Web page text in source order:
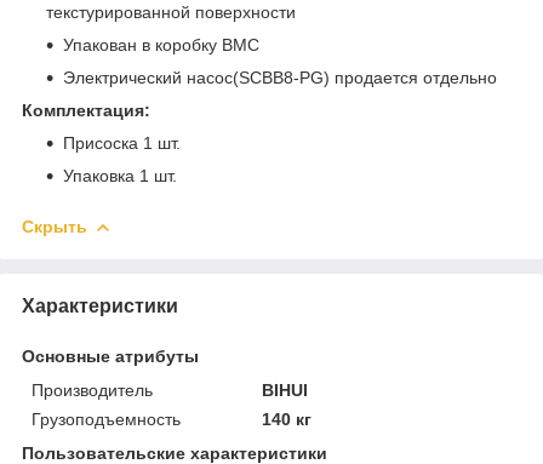
текстурированной поверхности
Упакован в коробку BMC
Электрический насос(SCBB8-PG) продается отдельно
Комплектация:
Присоска 1 шт.
Упаковка 1 шт.
Скрыть
Характеристики
Основные атрибуты
Производитель
BIHUI
Грузоподъемность
140 кг
Пользовательские характеристики